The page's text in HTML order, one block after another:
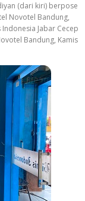
(dari kiri) berpose
Novotel Bandung,
Jabar Cecep
Bandung, Kamis